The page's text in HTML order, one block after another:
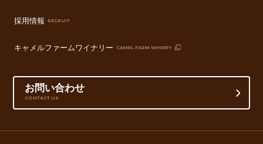
採用情報 RECRUIT
キャメルファームワイナリー CAMEL FARM WINERY
お問い合わせ
CONTACT US